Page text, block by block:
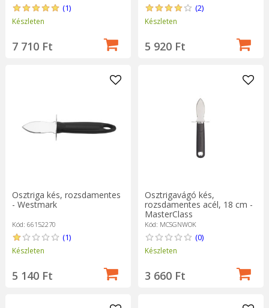
(1)
Készleten
7 710 Ft
(2)
Készleten
5 920 Ft
Osztriga kés, rozsdamentes
- Westmark
Kód: 66152270
(1)
Készleten
5 140 Ft
Osztrigavágó kés,
rozsdamentes acél, 18 cm -
MasterClass
Kód: MCSGNWOK
(0)
Készleten
3 660 Ft